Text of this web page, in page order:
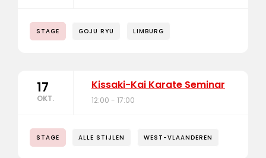
STAGE GOJU RYU LIMBURG
17
OKT.
Kissaki-Kai Karate Seminar
12:00 - 17:00
STAGE ALLE STIJLEN WEST-VLAANDEREN